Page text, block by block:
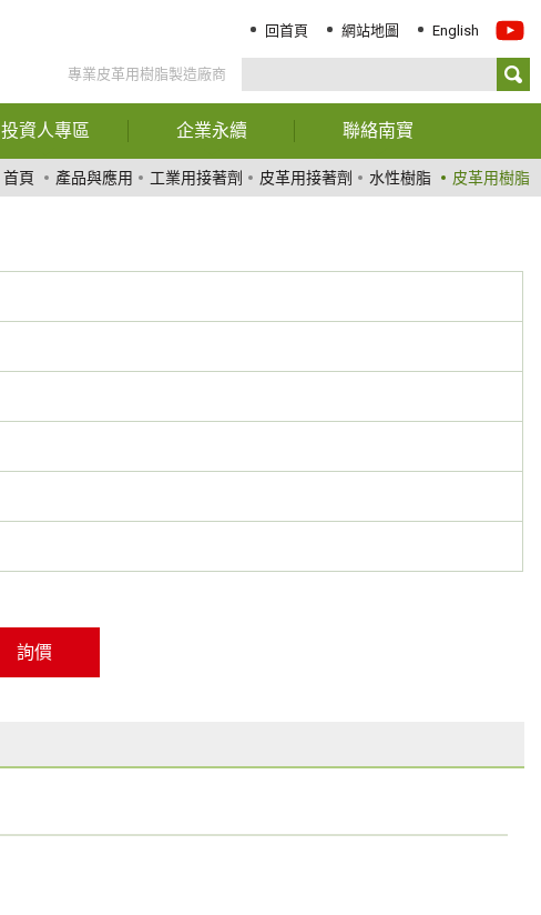
回首頁 網站地圖 English
專業皮革用樹脂製造廠商
投資人專區
財務資訊
股東專欄
公司治理
重大訊息
企業永續
報告書下載
ESG關鍵績效指標
永續治理
創新與服務
責任化學品管理
環境
員工
客戶關係
聯絡南寶
聯絡我們
首頁 產品與應用 工業用接著劑 皮革用接著劑 水性樹脂 皮革用樹脂
詢價